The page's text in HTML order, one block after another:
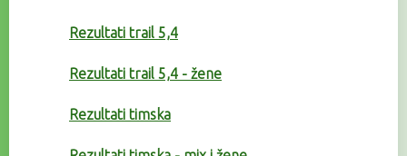
Rezultati trail 5,4
Rezultati trail 5,4 - žene
Rezultati timska